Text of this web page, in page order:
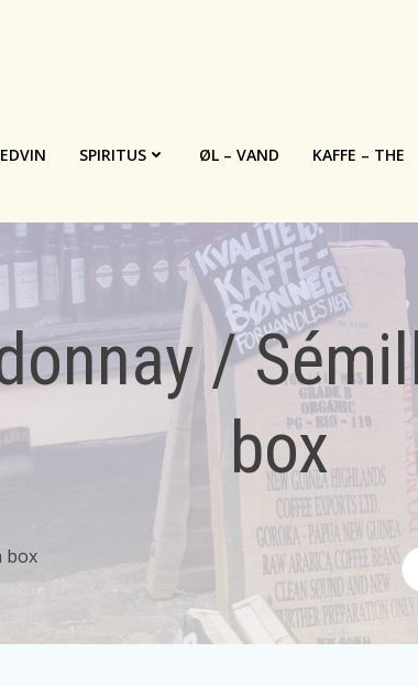
SPIRITUS ØL – VAND KAFFE – THE
/
box
box